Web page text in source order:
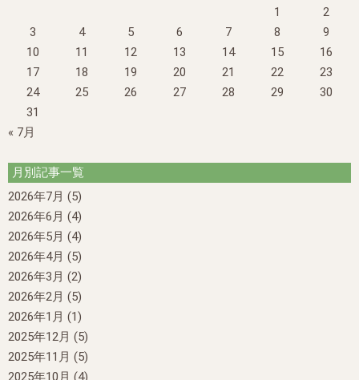
1
2
3
4 5 6 7 8
9
10
11 12 13 14 15
16
17
18 19 20 21 22
23
24
25 26 27 28 29
30
31
« 7月
月別記事一覧
2026年7月 (5)
2026年6月 (4)
2026年5月 (4)
2026年4月 (5)
2026年3月 (2)
2026年2月 (5)
2026年1月 (1)
2025年12月 (5)
2025年11月 (5)
2025年10月 (4)